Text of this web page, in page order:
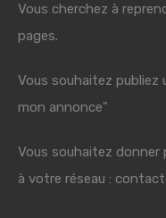
Vous cherchez à
pages.
Vous souhaitez publiez
mon annonce"
Vous souhaitez donner
à votre réseau :